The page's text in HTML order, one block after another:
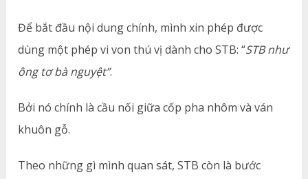
Để bắt đầu nội dung chính, mình xin phép được
dùng một phép vi von thú vị dành cho STB: “STB như
ông tơ bà nguyệt”.
Bởi nó chính là cầu nối giữa cốp pha nhôm và ván
khuôn gỗ.
Theo những gì mình quan sát, STB còn là bước